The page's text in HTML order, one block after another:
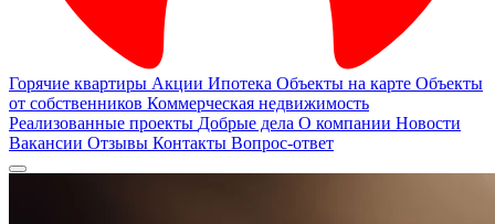
Горячие квартиры Акции Ипотека Объекты на карте Объекты
от собственников Коммерческая недвижимость
Реализованные проекты Добрые дела О компании Новости
Вакансии Отзывы Контакты Вопрос-ответ